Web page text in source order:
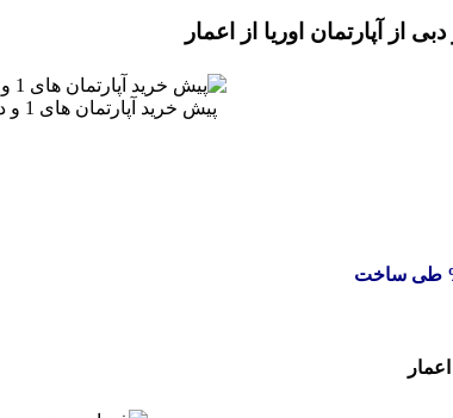
از آپارتمان اوریا از اعمار
پیش خرید آپارتمان های 1 و دو خوابه در دبی از آپارتمان مسکونی اوریا